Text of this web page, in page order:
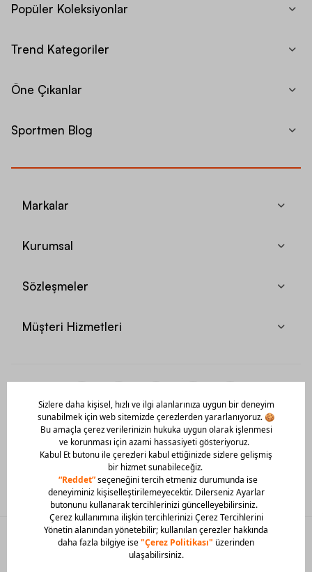
Popüler Koleksiyonlar
Trend Kategoriler
Öne Çıkanlar
Sportmen Blog
Markalar
Kurumsal
Sözleşmeler
Müşteri Hizmetleri
Mobil Uygulamamızı Hemen İndir!